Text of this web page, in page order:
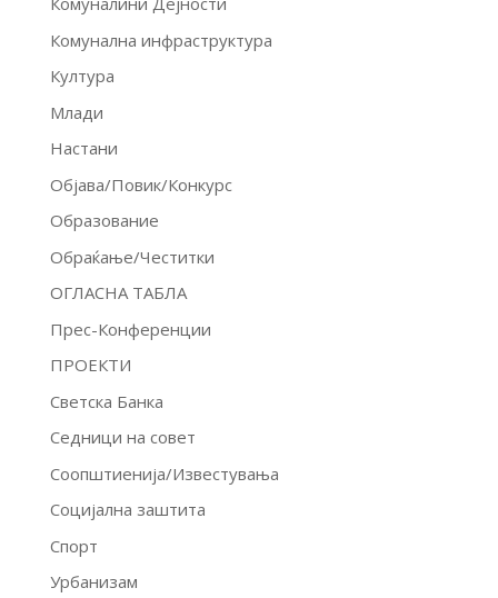
Комунална инфраструктура
Култура
Млади
Настани
Објава/Повик/Конкурс
Образование
Обраќање/Честитки
ОГЛАСНА ТАБЛА
Прес-Конференции
ПРОЕКТИ
Светска Банка
Седници на совет
Соопштиенија/Известувања
Социјална заштита
Спорт
Урбанизам